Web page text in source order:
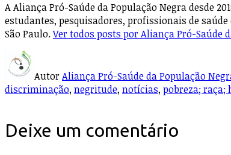
A Aliança Pró-Saúde da População Negra desde
estudantes, pesquisadores, profissionais de
São Paulo.Ver todos posts por Aliança Pró-Saúde
AutorAliança Pró-Saúde da População
discriminação, negritude, notícias, pobreza; raça;
Deixe um comentário